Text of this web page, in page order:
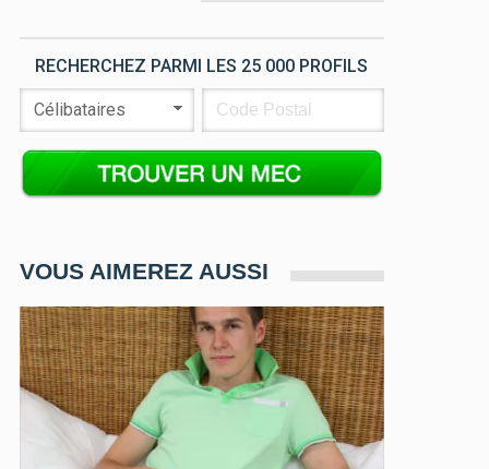
RECHERCHEZ PARMI LES 25 000 PROFILS
VOUS AIMEREZ AUSSI